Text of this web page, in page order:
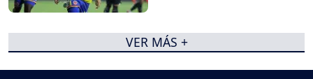
VER MÁS +